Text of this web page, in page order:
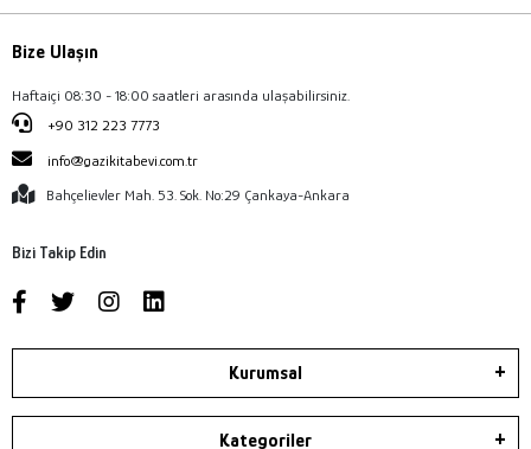
Bize Ulaşın
Haftaiçi 08:30 - 18:00 saatleri arasında ulaşabilirsiniz.
+90 312 223 7773
info@gazikitabevi.com.tr
Bahçelievler Mah. 53. Sok. No:29 Çankaya-Ankara
Bizi Takip Edin
Kurumsal
Kategoriler